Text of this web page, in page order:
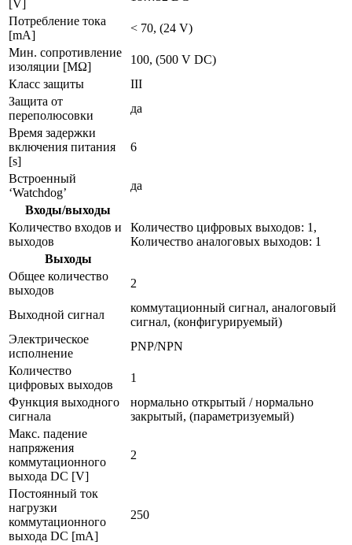
[V]
Потребление тока
[mA]
< 70, (24 V)
Мин. сопротивление
изоляции [MΩ]
100, (500 V DC)
Класс защиты
III
Защита от
переполюсовки
да
Время задержки
включения питания
[s]
6
Встроенный
‘Watchdog’
да
Входы/выходы
Количество входов и
выходов
Количество цифровых выходов: 1,
Количество аналоговых выходов: 1
Выходы
Общее количество
выходов
2
Выходной сигнал
коммутационный сигнал, аналоговый
сигнал, (конфигурируемый)
Электрическое
исполнение
PNP/NPN
Количество
цифровых выходов
1
Функция выходного
сигнала
нормально открытый / нормально
закрытый, (параметризуемый)
Макс. падение
напряжения
коммутационного
выхода DC [V]
2
Постоянный ток
нагрузки
коммутационного
выхода DC [mA]
250